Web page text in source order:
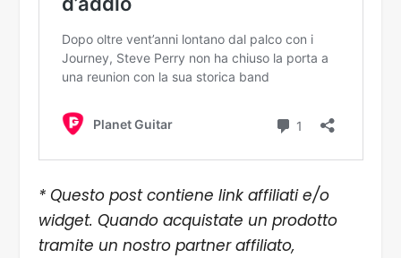
* Questo post contiene link affiliati e/o
widget. Quando acquistate un prodotto
tramite un nostro partner affiliato,